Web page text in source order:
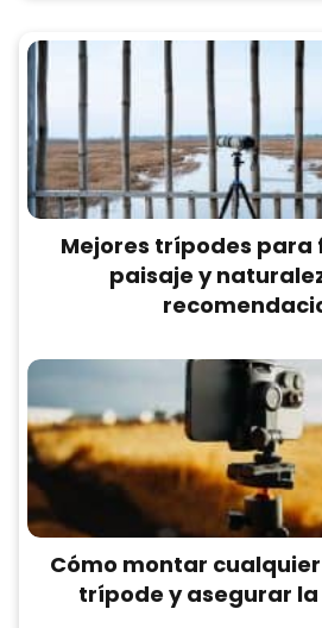
Mejores trípodes
paisaje y
Cómo montar
trípode y asegurar